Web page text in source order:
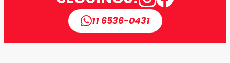
11 6536-0431